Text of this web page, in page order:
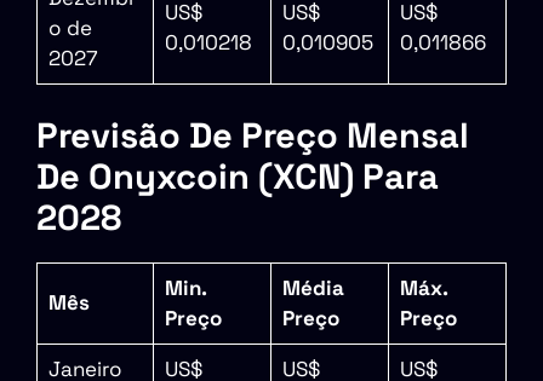
o de
2027
US$
0,010218
US$
0,010905
US$
0,011866
Previsão De Preço Mensal
De Onyxcoin (XCN) Para
2028
Mês
Min.
Preço
Média
Preço
Máx.
Preço
Janeiro
US$
US$
US$